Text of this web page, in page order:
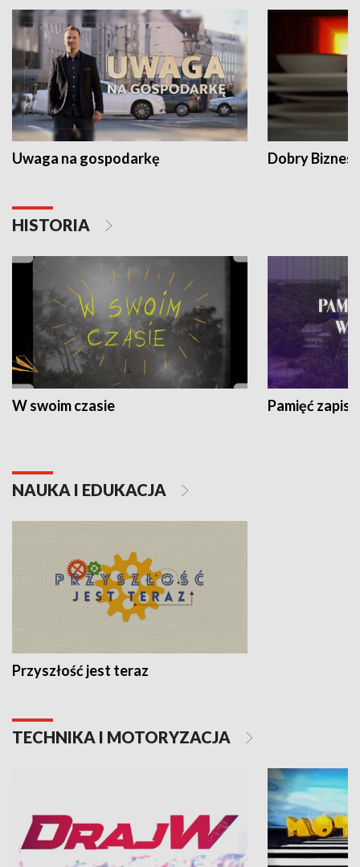
Uwaga na gospodarkę Dobry Biznes
HISTORIA
W swoim czasie Pamięć
NAUKA I EDUKACJA
Przyszłość jest teraz
TECHNIKA I MOTORYZACJA